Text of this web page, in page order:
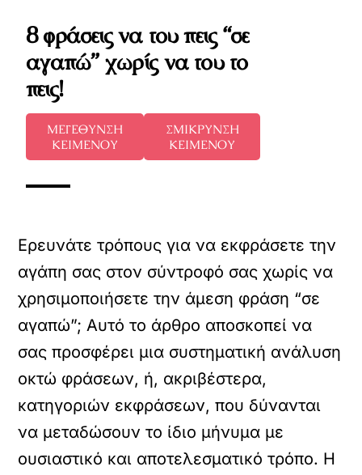
8 φράσεις να του πεις “σε
αγαπώ” χωρίς να του το
πεις!
ΜΕΓΕΘΥΝΣΗ
ΚΕΙΜΕΝΟΥ
ΣΜΙΚΡΥΝΣΗ
ΚΕΙΜΕΝΟΥ
Ερευνάτε τρόπους για να εκφράσετε την
αγάπη σας στον σύντροφό σας χωρίς να
χρησιμοποιήσετε την άμεση φράση “σε
αγαπώ”; Αυτό το άρθρο αποσκοπεί να
σας προσφέρει μια συστηματική ανάλυση
οκτώ φράσεων, ή, ακριβέστερα,
κατηγοριών εκφράσεων, που δύνανται
να μεταδώσουν το ίδιο μήνυμα με
ουσιαστικό και αποτελεσματικό τρόπο. Η